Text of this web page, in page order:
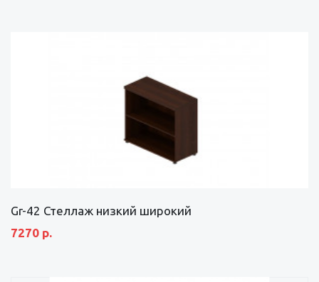
Gr-42 Стеллаж низкий широкий
7270 р.